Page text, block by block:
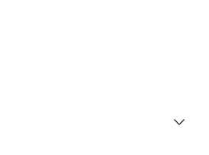
tworząc ponadczasową i